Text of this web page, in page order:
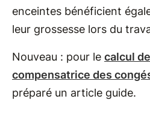
enceintes bénéficient
leur grossesse lors du
Nouveau : pour le calcul
compensatrice des
préparé un article guide.